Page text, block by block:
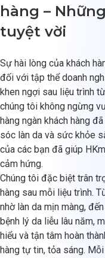
hàng –
tuyệt vời
Sự hài lòng của khách
đối với tập thể doanh
khen ngợi sau liệu trình
chúng tôi không ngừng
hàng ngàn khách hàng
sóc làn da và sức khỏe
của các bạn đã giúp
cảm hứng.
Chúng tôi đặc biệt trân
hàng sau mỗi liệu trình.
nhờ làn da mịn màng,
bệnh lý da liễu lâu năm,
hiểu và tận tâm hoàn
hàng tự tin, tỏa sáng.